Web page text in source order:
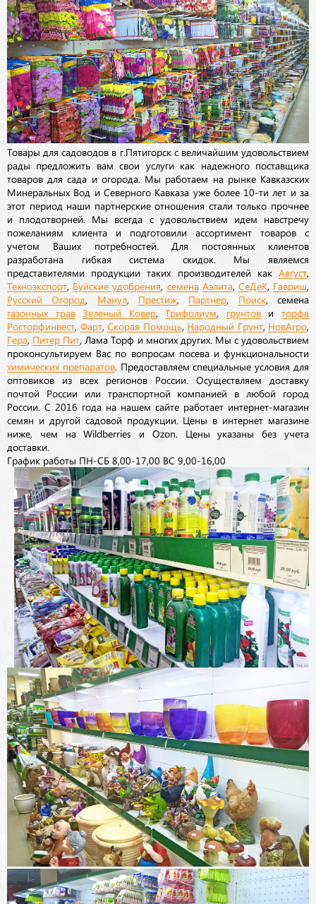
Товары для садоводов в г.Пятигорск с величайшим удовольствием
рады предложить вам свои услуги как надежного поставщика
товаров для сада и огорода. Мы работаем на рынке Кавказских
Минеральных Вод и Северного Кавказа уже более 10-ти лет и за
этот период наши партнерские отношения стали только прочнее
и плодотворней. Мы всегда с удовольствием идем навстречу
пожеланиям клиента и подготовили ассортимент товаров с
учетом Ваших потребностей. Для постоянных клиентов
разработана гибкая система скидок. Мы являемся
представителями продукции таких производителей как Август
Техноэкспорт Буйские удобрения семена Аэлита, СеДеК Гавриш
Русский Огород Манул, Престиж Партнер Поиск, семена
газонных трав Зеленый Ковер,Трифолиум грунтовиторфа
Росторфинвест Фарт, Скорая Помощь Народный Грунт, НовАгро
Гера Питер Пит , Лама Торф и многих других. Мы с удовольствием
проконсультируем Вас по вопросам посева и функциональности
химических препаратов. Предоставляем специальные условия для
оптовиков из всех регионов России. Осуществляем доставку
почтой России или транспортной компанией в любой город
России. С 2016 года на нашем сайте работает интернет-магазин
семян и другой садовой продукции. Цены в интернет магазине
ниже, чем на Wildberries и Ozon. Цены указаны без учета
доставки.
График работы ПН-СБ 8,00-17,00 ВС 9,00-16,00